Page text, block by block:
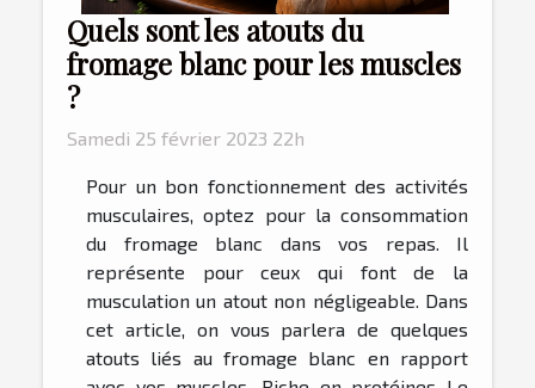
Quels sont les atouts du
fromage blanc pour les muscles
?
Samedi 25 février 2023 22h
Pour un bon fonctionnement des activités
musculaires, optez pour la consommation
du fromage blanc dans vos repas. Il
représente pour ceux qui font de la
musculation un atout non négligeable. Dans
cet article, on vous parlera de quelques
atouts liés au fromage blanc en rapport